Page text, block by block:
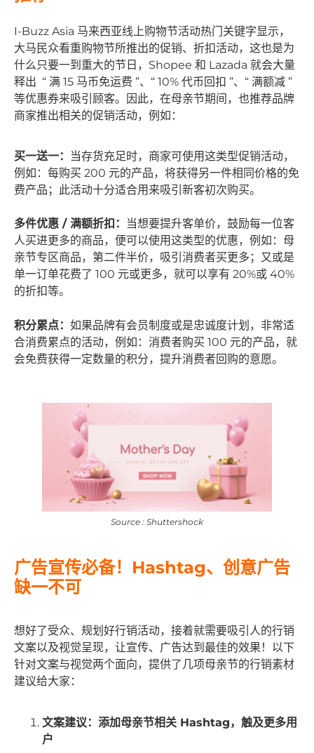
I-Buzz Asia 马来西亚线上购物节活动热门关键字显示，
大马民众看重购物节所推出的促销、折扣活动，这也是为
什么只要一到重大的节日，Shopee 和 Lazada 就会大量
释出 “ 满 15 马币免运费 ”、“ 10% 代币回扣 ”、“ 满额减 ”
等优惠券来吸引顾客。因此，在母亲节期间，也推荐品牌
商家推出相关的促销活动，例如：
买一送一：
当存货充足时，商家可使用这类型促销活动，
例如：每购买 200 元的产品，将获得另一件相同价格的免
费产品；此活动十分适合用来吸引新客初次购买。
多件优惠 / 满额折扣：
当想要提升客单价，鼓励每一位客
人买进更多的商品，便可以使用这类型的优惠，例如：母
亲节专区商品，第二件半价，吸引消费者买更多；又或是
单一订单花费了 100 元或更多，就可以享有 20%或 40%
的折扣等。
积分累点： 如果品牌有会员制度或是忠诚度计划，非常适
合消费累点的活动，例如：消费者购买 100 元的产品，就
会免费获得一定数量的积分，提升消费者回购的意愿。
Source : Shuttershock
广告宣传必备！Hashtag、创意广告
缺一不可
想好了受众、规划好行销活动，接着就需要吸引人的行销
文案以及视觉呈现，让宣传、广告达到最佳的效果！以下
针对文案与视觉两个面向，提供了几项母亲节的行销素材
建议给大家：
文案建议：添加母亲节相关 Hashtag，触及更多用
户